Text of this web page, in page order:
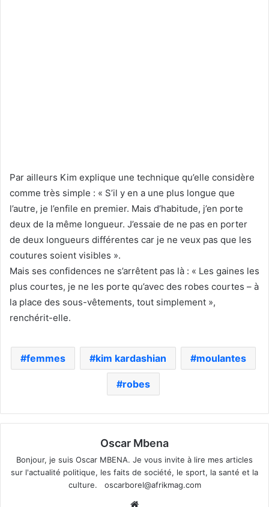
Par ailleurs Kim explique une technique qu’elle considère
comme très simple : « S’il y en a une plus longue que
l’autre, je l’enfile en premier. Mais d’habitude, j’en porte
deux de la même longueur. J’essaie de ne pas en porter
de deux longueurs différentes car je ne veux pas que les
coutures soient visibles ».
Mais ses confidences ne s’arrêtent pas là : « Les gaines les
plus courtes, je ne les porte qu’avec des robes courtes – à
la place des sous-vêtements, tout simplement »,
renchérit-elle.
femmes kim kardashian moulantes
robes
Oscar Mbena
Bonjour, je suis Oscar MBENA. Je vous invite à lire mes articles
sur l'actualité politique, les faits de société, le sport, la santé et la
culture. oscarborel@afrikmag.com